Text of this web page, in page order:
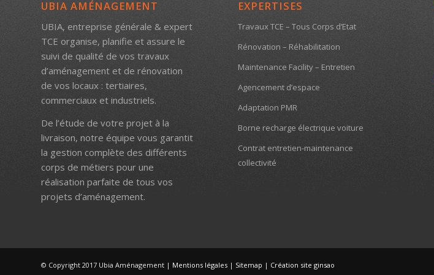
UBIA AMÉNAGEMENT
UBIA, entreprise générale & expert
TCE organise, planifie et assure le
suivi de qualité de vos travaux
d’aménagement et de rénovation
de vos locaux : tertiaires,
commerciaux et industriels.
De l’étude de votre projet à la
livraison, notre équipe vous garantit
la gestion complète des différents
corps de métiers pour une
réalisation parfaite de tous vos
projets d’aménagement.
EXPERTISES
Travaux TCE – Tous Corps d’Etat
Rénovation – Réhabilitation
Maintenance Facility – Entretien
Agencement d’espace
Adaptation PMR
Borne recharge électrique voiture
Contrat entretien-maintenance
collectivité
© Copyright 2017 Ubia Aménagement | Mentions légales | Sitemap | Création site ginsao